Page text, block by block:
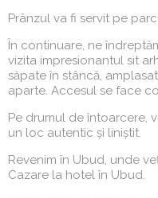
Prânzul va fi servit pe
În continuare, ne
vizita impresionantul sit
săpate în stâncă,
aparte. Accesul se face
Pe drumul de întoarcere,
un loc autentic și liniștit.
Revenim în Ubud, unde
Cazare la hotel în Ubud.